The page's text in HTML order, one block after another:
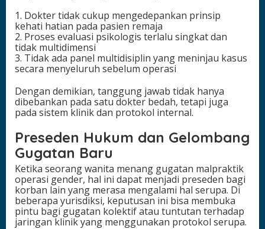
1. Dokter tidak cukup mengedepankan prinsip
kehati hatian pada pasien remaja
2. Proses evaluasi psikologis terlalu singkat dan
tidak multidimensi
3. Tidak ada panel multidisiplin yang meninjau kasus
secara menyeluruh sebelum operasi
Dengan demikian, tanggung jawab tidak hanya
dibebankan pada satu dokter bedah, tetapi juga
pada sistem klinik dan protokol internal.
Preseden Hukum dan Gelombang
Gugatan Baru
Ketika seorang wanita menang gugatan malpraktik
operasi gender, hal ini dapat menjadi preseden bagi
korban lain yang merasa mengalami hal serupa. Di
beberapa yurisdiksi, keputusan ini bisa membuka
pintu bagi gugatan kolektif atau tuntutan terhadap
jaringan klinik yang menggunakan protokol serupa.